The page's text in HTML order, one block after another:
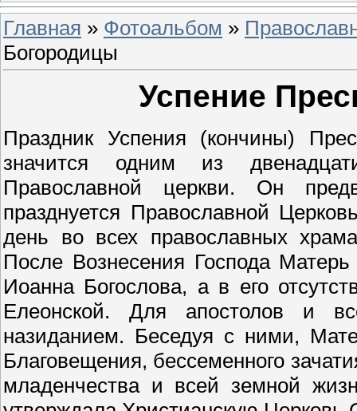
Главная » Фотоальбом »
Богородицы
Успение
Праздник Успения (кончины)
значится одним из
Православной церкви. Он
празднуется Православной
день во всех православных
После Вознесения Господа
Иоанна Богослова, а в его
Елеонской. Для апостолов и
назиданием. Беседуя с ними,
Благовещения, бессеменного
младенчества и всей земной